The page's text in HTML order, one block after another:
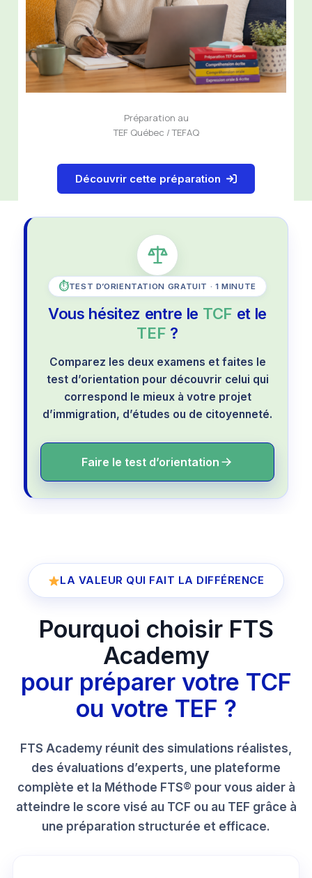
Préparation au
TEF Québec / TEFAQ
Découvrir cette préparation
TEST D’ORIENTATION GRATUIT · 1 MINUTE
Vous hésitez entre le TCF et le
TEF ?
Comparez les deux examens et faites le
test d’orientation pour découvrir celui qui
correspond le mieux à votre projet
d’immigration, d’études ou de citoyenneté.
Faire le test d’orientation
LA VALEUR QUI FAIT LA DIFFÉRENCE
Pourquoi choisir FTS
Academy
pour préparer votre TCF
ou votre TEF ?
FTS Academy réunit des simulations réalistes,
des évaluations d’experts, une plateforme
complète et la Méthode FTS® pour vous aider à
atteindre le score visé au TCF ou au TEF grâce à
une préparation structurée et efficace.